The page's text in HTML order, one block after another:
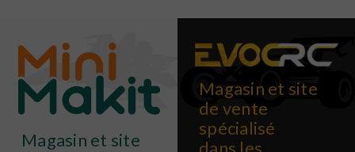
Magasin et site
Magasin et site
de vente
spécialisé
dans les